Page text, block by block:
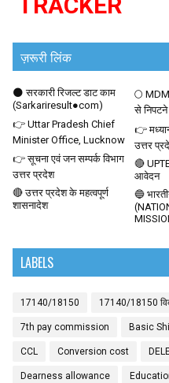
ज़रूरी लिंक
🌑 सरकारी रिजल्ट डाट काम
(Sarkariresult●com)
🌕
से
👉 Uttar Pradesh Chief
Minister Office, Lucknow
👉
उत्तर
👉 सूचना एवं जन सम्पर्क विभाग
उत्तर प्रदेश
🔴
आवेदन
🔴 उत्तर प्रदेश के महत्वपूर्ण
शासनादेश
🔵
LABELS
17140/18150 17140/18150
7th pay commission Basic
CCL Conversion cost
Dearness allowance